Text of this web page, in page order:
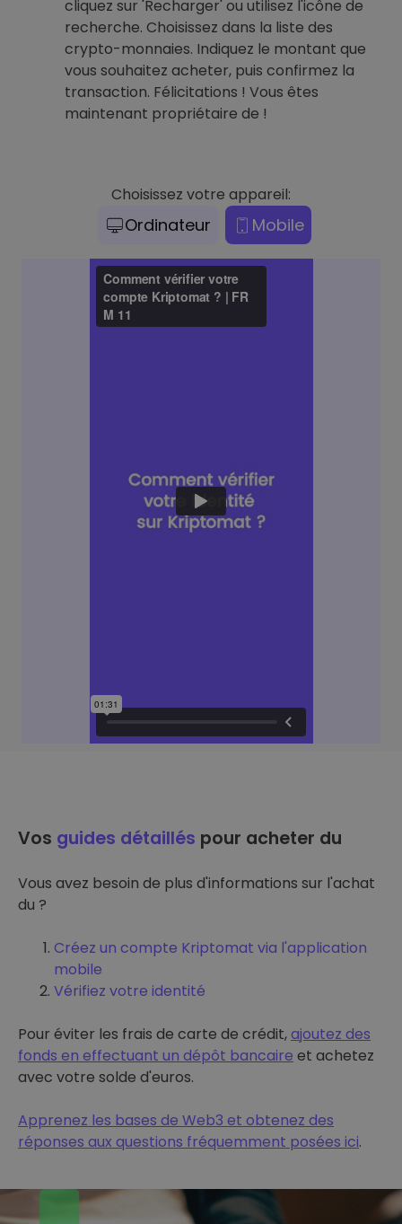
cliquez sur 'Recharger' ou utilisez l'icône de
recherche. Choisissez dans la liste des
crypto-monnaies. Indiquez le montant que
vous souhaitez acheter, puis confirmez la
transaction. Félicitations ! Vous êtes
maintenant propriétaire de !
Choisissez votre appareil:
Ordinateur Mobile
Vos guides détaillés pour acheter du
Vous avez besoin de plus d'informations sur l'achat
du ?
Créez un compte Kriptomat via l'application
mobile
Vérifiez votre identité
Pour éviter les frais de carte de crédit,ajoutez des
fonds en effectuant un dépôt bancaire et achetez
avec votre solde d'euros.
Apprenez les bases de Web3 et obtenez des
réponses aux questions fréquemment posées ici.